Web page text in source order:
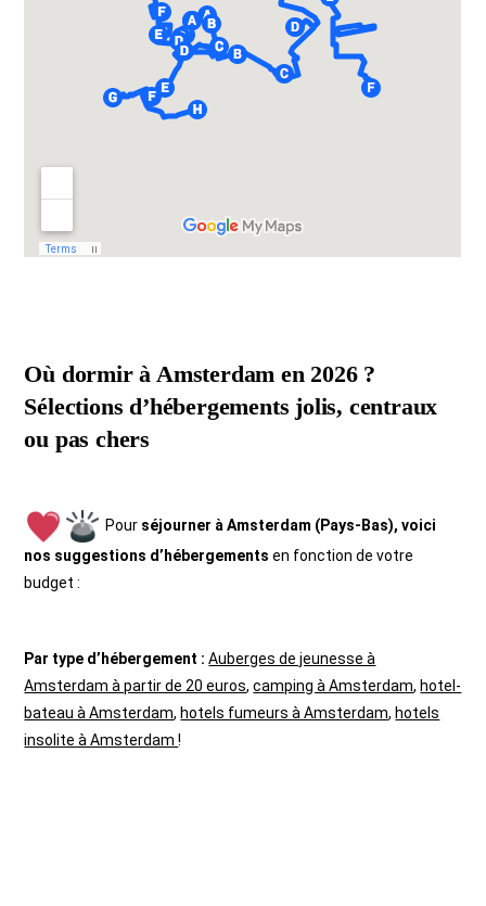
Où dormir à Amsterdam en 2026 ?
Sélections d’hébergements jolis, centraux
ou pas chers
Pour séjourner à Amsterdam (Pays-Bas), voici
nos suggestions d’hébergements en fonction de votre
budget :
Par type d’hébergement : Auberges de jeunesse à
Amsterdam à partir de 20 euros,camping à Amsterdam, hotel-
bateau à Amsterdam, hotels fumeurs à Amsterdam, hotels
insolite à Amsterdam!